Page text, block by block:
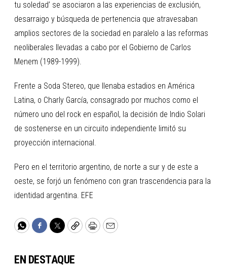
tu soledad’ se asociaron a las experiencias de exclusión,
desarraigo y búsqueda de pertenencia que atravesaban
amplios sectores de la sociedad en paralelo a las reformas
neoliberales llevadas a cabo por el Gobierno de Carlos
Menem (1989-1999).
Frente a Soda Stereo, que llenaba estadios en América
Latina, o Charly García, consagrado por muchos como el
número uno del rock en español, la decisión de Indio Solari
de sostenerse en un circuito independiente limitó su
proyección internacional.
Pero en el territorio argentino, de norte a sur y de este a
oeste, se forjó un fenómeno con gran trascendencia para la
identidad argentina. EFE
WhatsApp
Facebook
TwitterCopyPrintEmail
EN DESTAQUE